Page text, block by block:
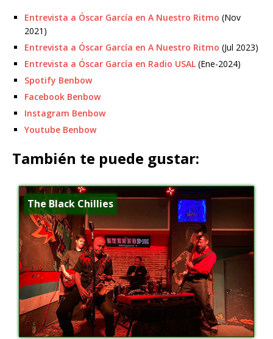
Entrevista a Óscar García en A Nuestro Ritmo (Nov
2021)
Entrevista a Óscar García en A Nuestro Ritmo (Jul 2023)
Entrevista a Óscar García en Radio USAL (Ene-2024)
Spotify Benbow
Facebook Benbow
Instagram Benbow
Youtube Benbow
También te puede gustar:
The Black Chillies